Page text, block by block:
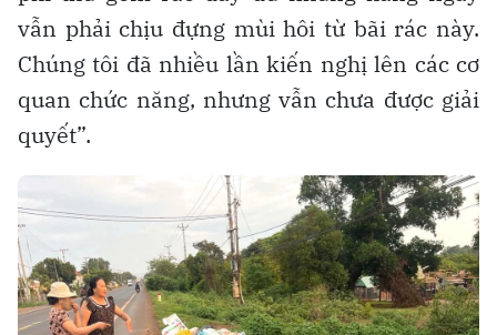
vẫn phải chịu đựng mùi hôi từ bãi rác này.
Chúng tôi đã nhiều lần kiến nghị lên các cơ
quan chức năng, nhưng vẫn chưa được giải
quyết”.